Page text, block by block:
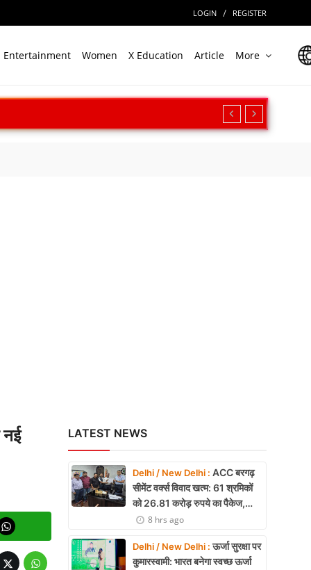
LOGIN / REGISTER
Entertainment Women X Education Article More
नई LATEST NEWS
Delhi / New Delhi : ACC बरगढ़
सीमेंट वर्क्स विवाद खत्म: 61 श्रमिकों
को 26.81 करोड़ रुपये का पैकेज,
समझौते पर मुहर
8 hrs ago
Delhi / New Delhi :ऊर्जा सुरक्षा पर
कुमारस्वामी: भारत बनेगा स्वच्छ ऊर्जा